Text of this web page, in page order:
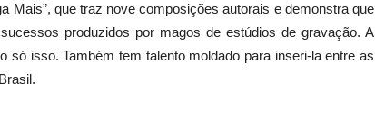
Mais”, que traz nove composições autorais e demonstra que
produzidos por magos de estúdios de gravação. A
só isso. Também tem talento moldado para inseri-la entre as